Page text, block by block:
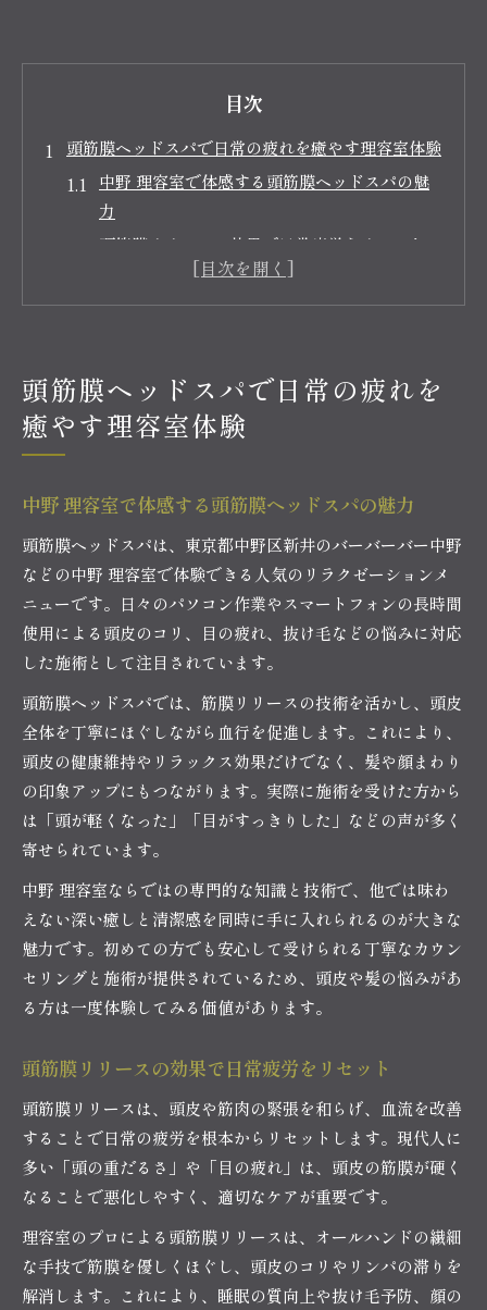
目次
頭筋膜ヘッドスパで日常の疲れを癒やす理容室体験
中野 理容室で体感する頭筋膜ヘッドスパの魅
力
頭筋膜リリースの効果で日常疲労をリセット
中野の理容室で味わう極上リラクゼーション
疲れが取れない方へ理容室ヘッドスパのすすめ
中野で叶うリラクゼーションと清潔感の両立術
中野 理容室が提案する癒しと清潔感の新習慣
頭筋膜ヘッドスパでリラクゼーション実感
理容室ケアで叶える印象アップの秘訣
中野で清潔感が続く理容室メンズケア術
頭皮や目のケアなら理容室でプロに任せる理由
中野 理容室のプロが行う頭皮ケアの重要性
理容室で受けるアイケアのメリットとは
抜け毛や疲れに効く理容室ケアの魅力
中野 理容室で体感する専門的な目元ケア
清潔感が際立つメンズケア実践ガイド
中野 理容室で始める清潔感あるメンズケア
第一印象を変える理容室の頭皮ケア術
メンズにおすすめ理容室のアイケア活用法
理容室で眉や顔周りのケアを徹底サポート
中野で選ばれるメンズ清潔感ケアの実践法
眉や毛穴の悩みを解消する新しいアプローチ
中野 理容室で叶う眉毛と毛穴ケアの新常識
理容室による眉毛スタイリングのポイント
中野 理容室で人気の毛穴ケア体験談
頭皮から始める自信と睡眠の質向上テクニック
理容室ケアが自信と健康をサポートする理由
頭皮ケアで毎日を快適に過ごす方法
頭筋膜ヘッドスパで日常の疲れを
癒やす理容室体験
中野 理容室で体感する頭筋膜ヘッドスパの魅力
頭筋膜ヘッドスパは、東京都中野区新井のバーバーバー中野
などの中野 理容室で体験できる人気のリラクゼーションメ
ニューです。日々のパソコン作業やスマートフォンの長時間
使用による頭皮のコリ、目の疲れ、抜け毛などの悩みに対応
した施術として注目されています。
頭筋膜ヘッドスパでは、筋膜リリースの技術を活かし、頭皮
全体を丁寧にほぐしながら血行を促進します。これにより、
頭皮の健康維持やリラックス効果だけでなく、髪や顔まわり
の印象アップにもつながります。実際に施術を受けた方から
は「頭が軽くなった」「目がすっきりした」などの声が多く
寄せられています。
中野 理容室ならではの専門的な知識と技術で、他では味わ
えない深い癒しと清潔感を同時に手に入れられるのが大きな
魅力です。初めての方でも安心して受けられる丁寧なカウン
セリングと施術が提供されているため、頭皮や髪の悩みがあ
る方は一度体験してみる価値があります。
頭筋膜リリースの効果で日常疲労をリセット
頭筋膜リリースは、頭皮や筋肉の緊張を和らげ、血流を改善
することで日常の疲労を根本からリセットします。現代人に
多い「頭の重だるさ」や「目の疲れ」は、頭皮の筋膜が硬く
なることで悪化しやすく、適切なケアが重要です。
理容室のプロによる頭筋膜リリースは、オールハンドの繊細
な手技で筋膜を優しくほぐし、頭皮のコリやリンパの滞りを
解消します。これにより、睡眠の質向上や抜け毛予防、顔の